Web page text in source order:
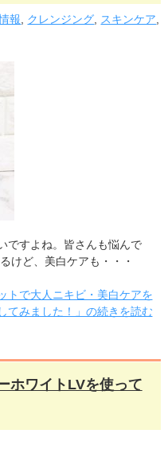
報 クレンジング スキンケア
ですよね。皆さんも悩んで
けど、美白ケアも・・・
トで大人ニキビ・美白ケアを
てみました！」の続きを読む
ホワイトLVを使って